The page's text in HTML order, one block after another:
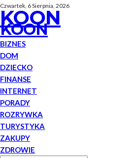
Czwartek, 6 Sierpnia, 2026
KOON
KOON
BIZNES
DOM
DZIECKO
FINANSE
INTERNET
PORADY
ROZRYWKA
TURYSTYKA
ZAKUPY
ZDROWIE